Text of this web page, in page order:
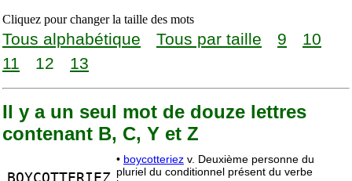
Cliquez pour changer la taille des mots
Tous alphabétique Tous par taille 9
10
11
12 13
Il y a un seul mot de douze lettres
contenant B, C, Y et Z
BOYCOTTERIEZ
• boycotteriez v. Deuxième personne du
pluriel du conditionnel présent du verbe